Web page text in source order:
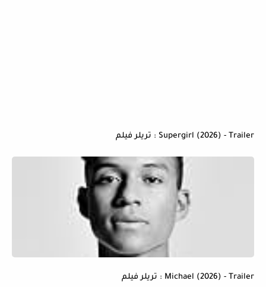
Supergirl (2026) - Trailer : تريلر فيلم
Michael (2026) - Trailer : تريلر فيلم